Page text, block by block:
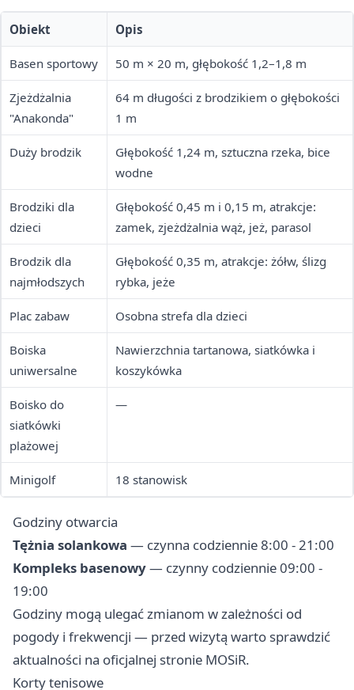
Obiekt Opis
Basen sportowy 50 m × 20 m, głębokość 1,2–1,8 m
Zjeżdżalnia
"Anakonda"
64 m długości z brodzikiem o głębokości
1 m
Duży brodzik
Głębokość 1,24 m, sztuczna rzeka, bice
wodne
Brodziki dla
dzieci
Głębokość 0,45 m i 0,15 m, atrakcje:
zamek, zjeżdżalnia wąż, jeż, parasol
Brodzik dla
najmłodszych
Głębokość 0,35 m, atrakcje: żółw, ślizg
rybka, jeże
Plac zabaw Osobna strefa dla dzieci
Boiska
uniwersalne
Nawierzchnia tartanowa, siatkówka i
koszykówka
Boisko do
siatkówki
plażowej
—
Minigolf 18 stanowisk
Godziny otwarcia
Tężnia solankowa — czynna codziennie 8:00 - 21:00
Kompleks basenowy— czynny codziennie 09:00 -
19:00
Godziny mogą ulegać zmianom w zależności od
pogody i frekwencji — przed wizytą warto sprawdzić
aktualności na oficjalnej stronie MOSiR.
Korty tenisowe